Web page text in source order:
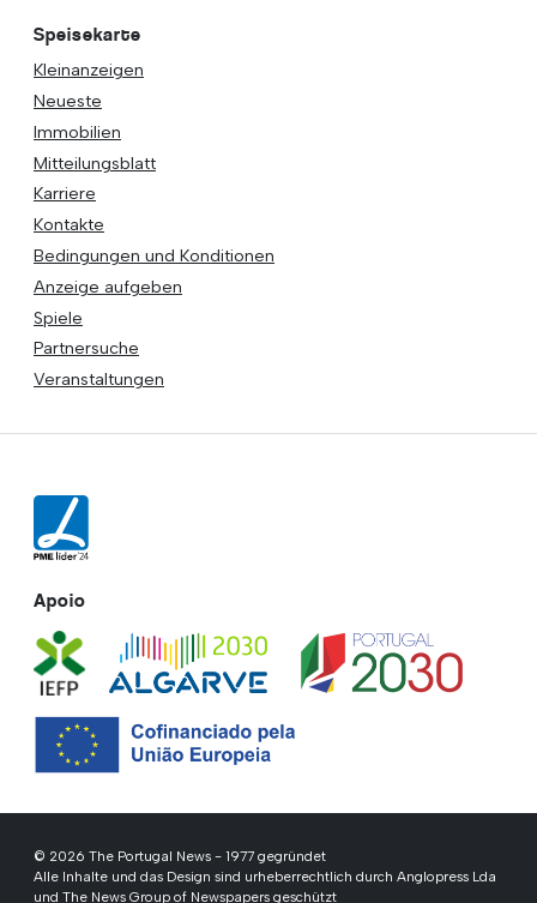
Speisekarte
Kleinanzeigen
Neueste
Immobilien
Mitteilungsblatt
Karriere
Kontakte
Bedingungen und Konditionen
Anzeige aufgeben
Spiele
Partnersuche
Veranstaltungen
Apoio
© 2026 The Portugal News - 1977 gegründet
Alle Inhalte und das Design sind urheberrechtlich durch Anglopress Lda
und The News Group of Newspapers geschützt